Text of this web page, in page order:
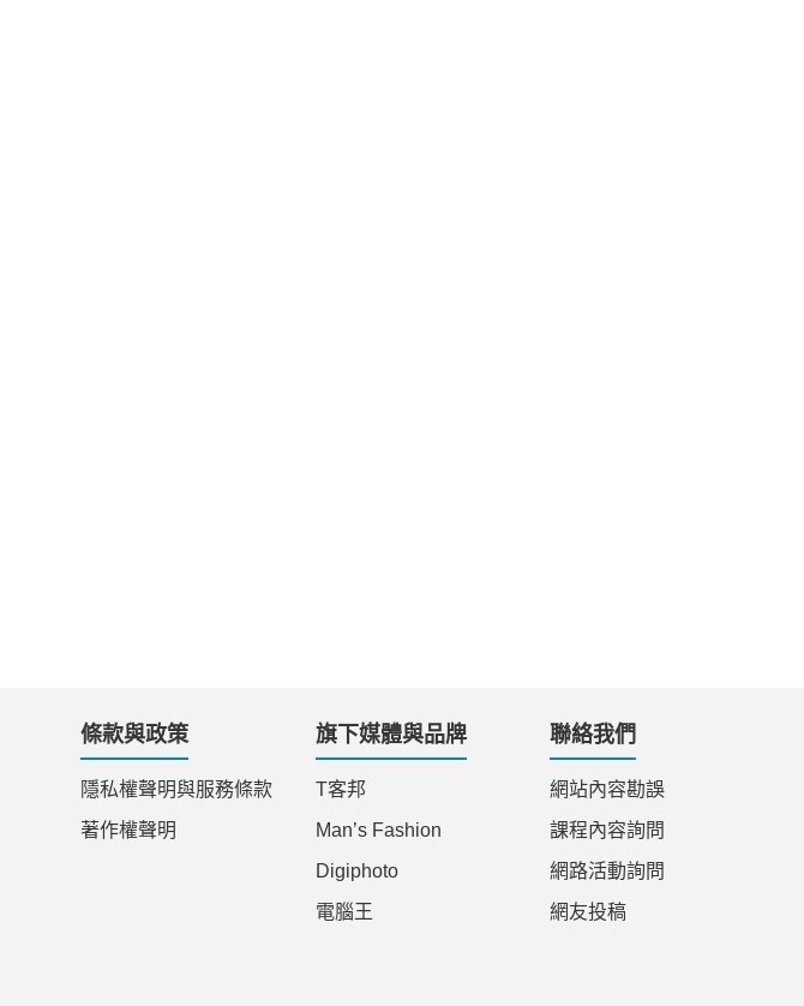
條款與政策
隱私權聲明與服務條款
著作權聲明
旗下媒體與品牌
T客邦
Man’s Fashion
Digiphoto
電腦王
聯絡我們
網站內容勘誤
課程內容詢問
網路活動詢問
網友投稿